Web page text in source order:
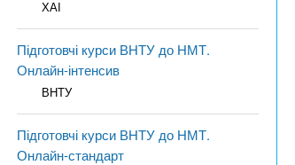
ХАІ
Підготовчі курси ВНТУ до НМТ.
Онлайн-інтенсив
ВНТУ
Підготовчі курси ВНТУ до НМТ.
Онлайн-стандарт